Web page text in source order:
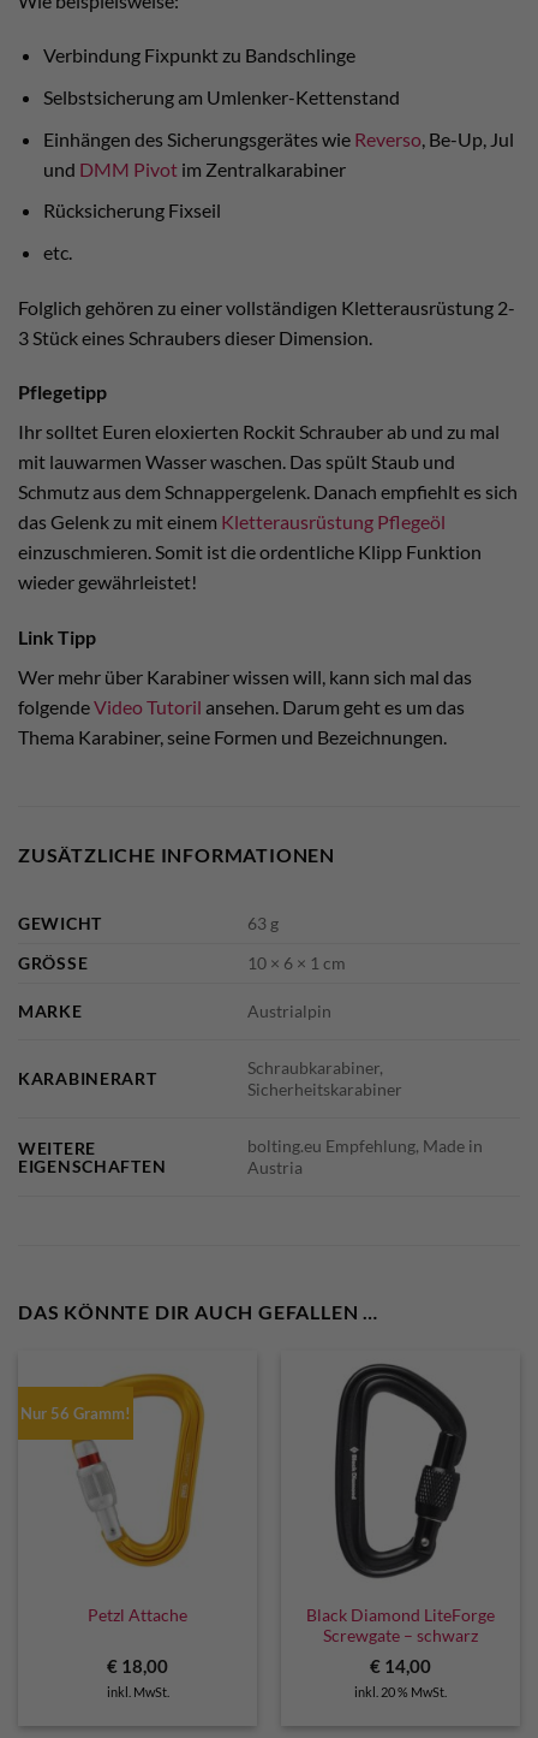
Verbindung Fixpunkt zu Bandschlinge
Selbstsicherung am Umlenker-Kettenstand
Einhängen des Sicherungsgerätes wie Reverso, Be-Up, Jul
und DMM Pivotim Zentralkarabiner
Rücksicherung Fixseil
etc.
Folglich gehören zu einer vollständigen Kletterausrüstung 2-
3 Stück eines Schraubers dieser Dimension.
Pflegetipp
Ihr solltet Euren eloxierten Rockit Schrauber ab und zu mal
mit lauwarmen Wasser waschen. Das spült Staub und
Schmutz aus dem Schnappergelenk. Danach empfiehlt es sich
das Gelenk zu mit einem Kletterausrüstung Pflegeöl
einzuschmieren. Somit ist die ordentliche Klipp Funktion
wieder gewährleistet!
Link Tipp
Wer mehr über Karabiner wissen will, kann sich mal das
folgendeVideo Tutoril ansehen. Darum geht es um das
Thema Karabiner, seine Formen und Bezeichnungen.
ZUSÄTZLICHE INFORMATIONEN
GEWICHT
63 g
GRÖSSE
10 × 6 × 1 cm
MARKE Austrialpin
KARABINERART
Schraubkarabiner,
Sicherheitskarabiner
WEITERE
EIGENSCHAFTEN
bolting.eu Empfehlung, Made in
Austria
DAS KÖNNTE DIR AUCH GEFALLEN …
Nur 56 Gramm!
Petzl Attache
€ 18,00
inkl. MwSt.
Black Diamond LiteForge
Screwgate – schwarz
€ 14,00
inkl. 20 % MwSt.